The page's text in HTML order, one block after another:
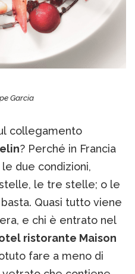
Garcia
collegamento
? Perché in Francia
due condizioni,
le tre stelle; o le
Quasi tutto viene
e chi è entrato nel
ristorante Maison
fare a meno di